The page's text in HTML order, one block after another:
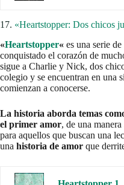
17. «Heartstopper: Dos chicos
«Heartstopper« es una serie
conquistado el corazón de
sigue a Charlie y Nick, dos
colegio y se encuentran en una
comienzan a conocerse.
La historia aborda temas
el primer amor, de una
para aquellos que buscan una
una historia de amor que